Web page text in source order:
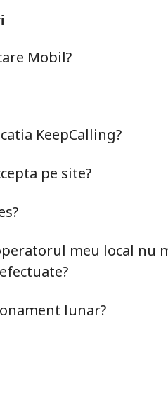
Ramai conectat
acord cu urmatorii
Mobil?
KeepCalling?
pe site?
meu local nu
lunar?